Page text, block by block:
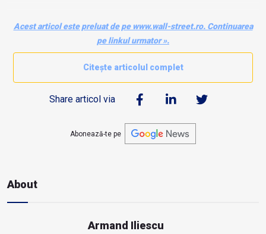
Acest articol este preluat de pe www.wall-street.ro. Continuarea
pe linkul urmator ».
Citește articolul complet
Share articol via
Abonează-te pe
About
Armand Iliescu